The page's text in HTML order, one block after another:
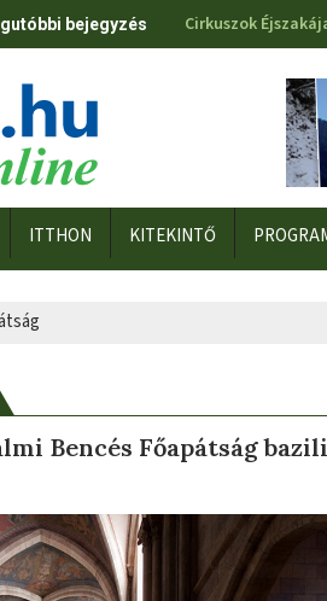
bejegyzés Cirkuszok
ITTHON KITEKINTŐ
Bencés Főapátság